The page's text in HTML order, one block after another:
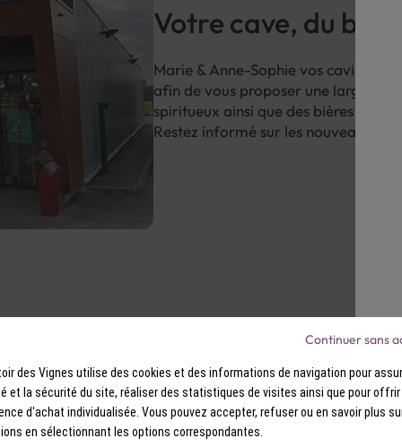
Votre cave, du bon
Marie & Anne-Sophie vos cavistes
afin de vous proposer une large
spiritueux ainsi que des bières de
Restez informé sur les nouveautés
vin d'Alsace, c'est comme une robe
rayon de soleil qui vient égayer la
des Vignes utilise des cookies et des informations de navigation pour
et la sécurité du site, réaliser des statistiques de visites ainsi que pour offrir
d'achat individualisée. Vous pouvez accepter, refuser ou en savoir plus
en sélectionnant les options correspondantes.
Continuer sans